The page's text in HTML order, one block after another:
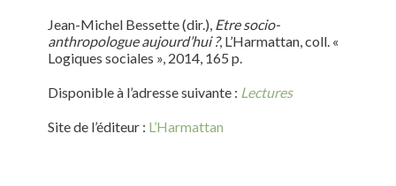
Jean-Michel Bessette (dir.), Etre socio-
anthropologue aujourd’hui ?, L’Harmattan, coll. «
Logiques sociales », 2014, 165 p.
Disponible à l’adresse suivante : Lectures
Site de l’éditeur : L’Harmattan